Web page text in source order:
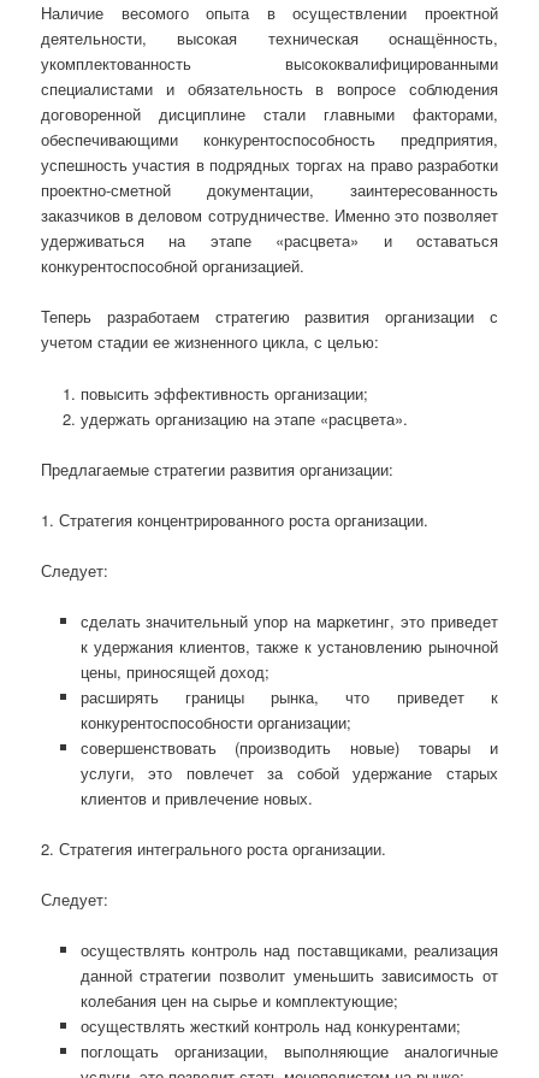
Наличие весомого опыта в осуществлении проектной
деятельности, высокая техническая оснащённость,
укомплектованность высококвалифицированными
специалистами и обязательность в вопросе соблюдения
договоренной дисциплине стали главными факторами,
обеспечивающими конкурентоспособность предприятия,
успешность участия в подрядных торгах на право разработки
проектно-сметной документации, заинтересованность
заказчиков в деловом сотрудничестве. Именно это позволяет
удерживаться на этапе «расцвета» и оставаться
конкурентоспособной организацией.
Теперь разработаем стратегию развития организации с
учетом стадии ее жизненного цикла, с целью:
повысить эффективность организации;
удержать организацию на этапе «расцвета».
Предлагаемые стратегии развития организации:
1. Стратегия концентрированного роста организации.
Следует:
сделать значительный упор на маркетинг, это приведет
к удержания клиентов, также к установлению рыночной
цены, приносящей доход;
расширять границы рынка, что приведет к
конкурентоспособности организации;
совершенствовать (производить новые) товары и
услуги, это повлечет за собой удержание старых
клиентов и привлечение новых.
2. Стратегия интегрального роста организации.
Следует:
осуществлять контроль над поставщиками, реализация
данной стратегии позволит уменьшить зависимость от
колебания цен на сырье и комплектующие;
осуществлять жесткий контроль над конкурентами;
поглощать организации, выполняющие аналогичные